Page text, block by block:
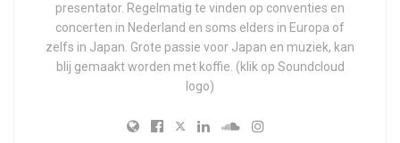
presentator. Regelmatig te vinden op conventies en
concerten in Nederland en soms elders in Europa of
zelfs in Japan. Grote passie voor Japan en muziek, kan
blij gemaakt worden met koffie. (klik op Soundcloud
logo)